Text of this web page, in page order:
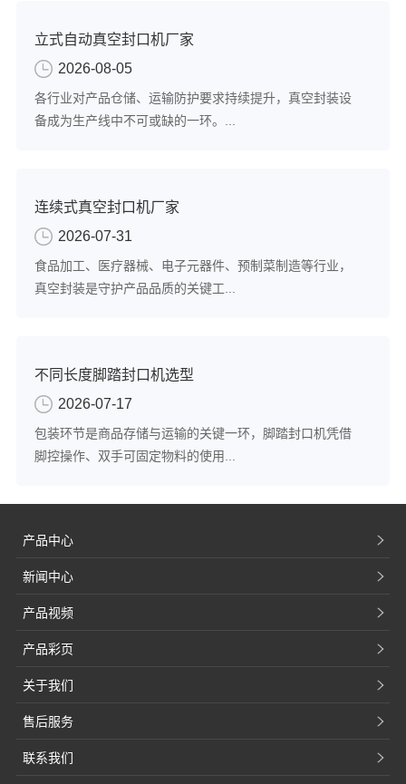
立式自动真空封口机厂家
2026-08-05
各行业对产品仓储、运输防护要求持续提升，真空封装设
备成为生产线中不可或缺的一环。...
连续式真空封口机厂家
2026-07-31
食品加工、医疗器械、电子元器件、预制菜制造等行业，
真空封装是守护产品品质的关键工...
不同长度脚踏封口机选型
2026-07-17
包装环节是商品存储与运输的关键一环，脚踏封口机凭借
脚控操作、双手可固定物料的使用...
产品中心
新闻中心
产品视频
产品彩页
关于我们
售后服务
联系我们